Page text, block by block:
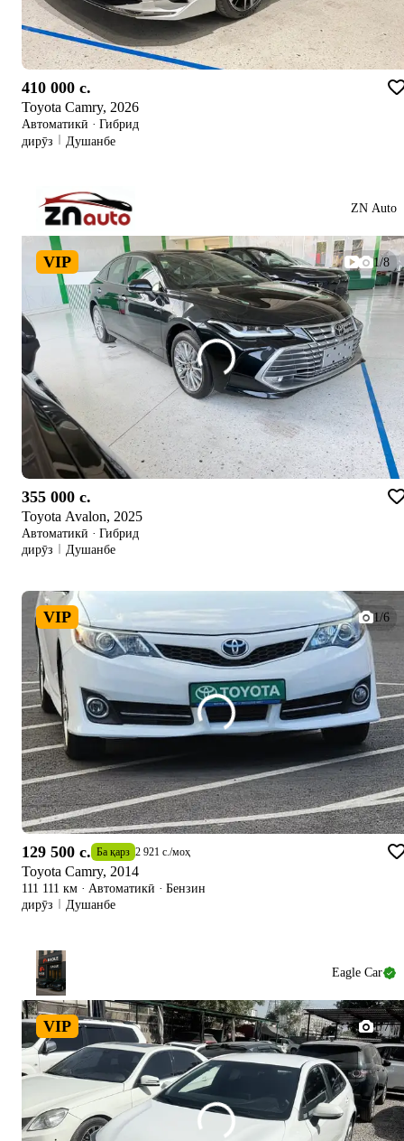
410 000 c.
Toyota Camry, 2026
Автоматикӣ · Гибрид
дирӯз
Душанбе
ZN Auto
VIP 1/8
355 000 c.
Toyota Avalon, 2025
Автоматикӣ · Гибрид
дирӯз
Душанбе
VIP 1/6
129 500 c. Ба қарз 2 921 c./моҳ
Toyota Camry, 2014
111 111 км · Автоматикӣ · Бензин
дирӯз
Душанбе
Eagle Car
VIP 1/7